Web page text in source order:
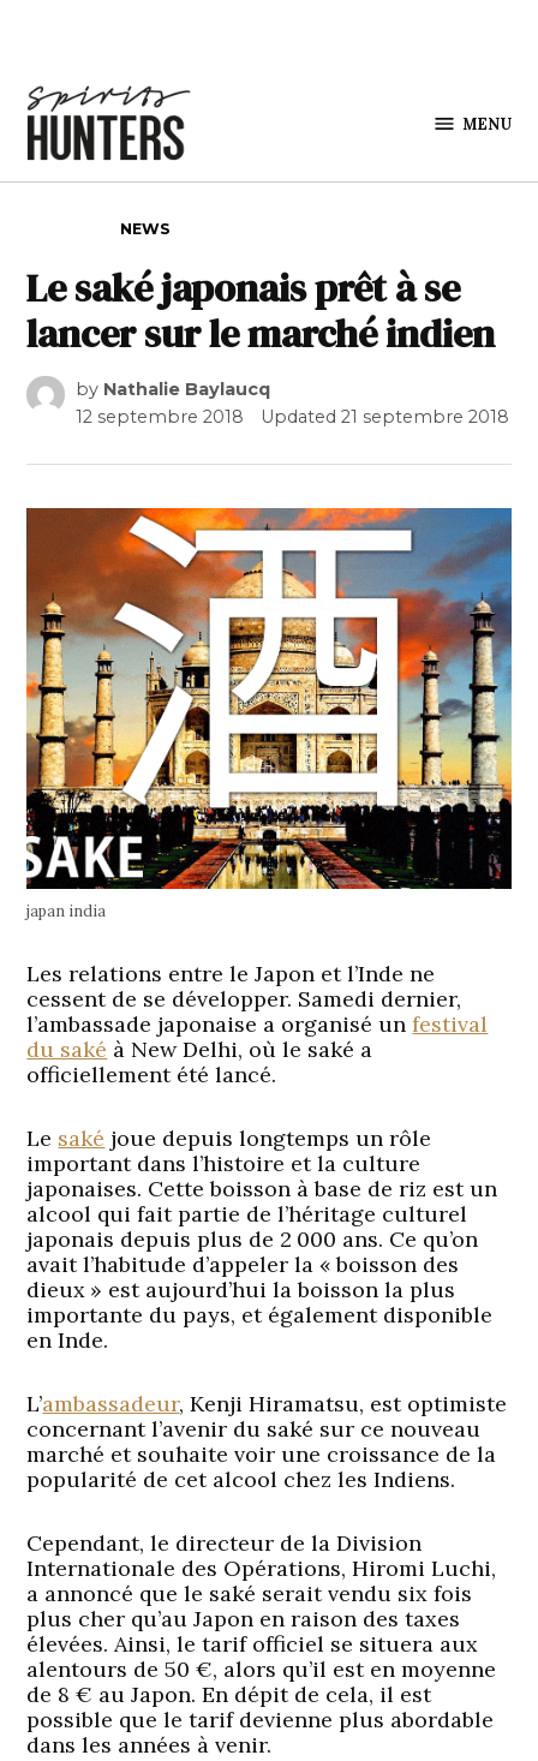
MENU
NEWS
Le saké japonais prêt à se
lancer sur le marché indien
by Nathalie Baylaucq
12 septembre 2018
Updated21 septembre 2018
japan india
Les relations entre le Japon et l’Inde ne
cessent de se développer. Samedi dernier,
l’ambassade japonaise a organisé unfestival
du saké à New Delhi, où le saké a
officiellement été lancé.
Le saké joue depuis longtemps un rôle
important dans l’histoire et la culture
japonaises. Cette boisson à base de riz est un
alcool qui fait partie de l’héritage culturel
japonais depuis plus de 2 000 ans. Ce qu’on
avait l’habitude d’appeler la « boisson des
dieux » est aujourd’hui la boisson la plus
importante du pays, et également disponible
en Inde.
L’ambassadeur, Kenji Hiramatsu, est optimiste
concernant l’avenir du saké sur ce nouveau
marché et souhaite voir une croissance de la
popularité de cet alcool chez les Indiens.
Cependant, le directeur de la Division
Internationale des Opérations, Hiromi Luchi,
a annoncé que le saké serait vendu six fois
plus cher qu’au Japon en raison des taxes
élevées. Ainsi, le tarif officiel se situera aux
alentours de 50 €, alors qu’il est en moyenne
de 8 € au Japon. En dépit de cela, il est
possible que le tarif devienne plus abordable
dans les années à venir.